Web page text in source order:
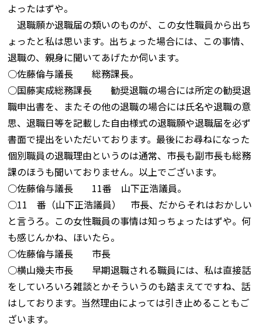
よったはずや。
退職願か退職届の類いのものが、この女性職員から出ち
ょったと私は思います。出ちょった場合には、この事情、
退職の、親身に聞いてあげたか伺います。
○佐藤倫与議長 総務課長。
○国藤実成総務課長 勧奨退職の場合には所定の勧奨退
職申出書を、またその他の退職の場合には氏名や退職の意
思、退職日等を記載した自由様式の退職願や退職届を必ず
書面で提出をいただいております。最後にお尋ねになった
個別職員の退職理由というのは通常、市長も副市長も総務
課のほうも聞いておりません。以上でございます。
○佐藤倫与議長 11番 山下正浩議員。
○11 番（山下正浩議員） 市長、だからそれはおかしい
と言うろ。この女性職員の事情は知っちょったはずや。何
も感じんかね、ほいたら。
○佐藤倫与議長 市長
○横山幾夫市長 早期退職される職員には、私は直接話
をしていろいろ雑談とかそういうのも踏まえてですね、話
はしております。当然理由によっては引き止めることもご
ざいます。